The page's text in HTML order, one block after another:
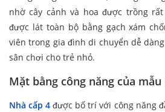
nhờ cây cảnh và hoa được trồng
được lát toàn bộ bằng gạch xám
viên trong gia đình di chuyển dễ
sân chơi cho trẻ nhỏ.
Mặt bằng công năng của mẫu
Nhà cấp 4 được bố trí với công năng